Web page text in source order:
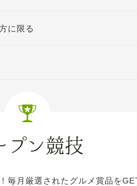
に限る
毎月厳選されたグルメ賞品を